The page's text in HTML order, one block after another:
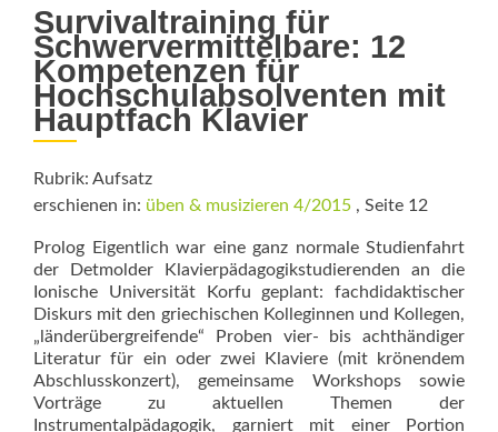
Survivaltraining für
Schwervermittelbare: 12
Kompetenzen für
Hochschulabsolventen mit
Hauptfach Klavier
Rubrik: Aufsatz
erschienen in: üben & musizieren 4/2015 , Seite 12
Prolog Eigentlich war eine ganz normale Studienfahrt
der Detmolder Klavierpädagogikstudierenden an die
Ionische Universität Korfu geplant: fachdidaktischer
Diskurs mit den griechischen Kolleginnen und Kollegen,
„länderübergreifende“ Proben vier- bis achthändiger
Literatur für ein oder zwei Klaviere (mit krönendem
Abschlusskonzert), gemeinsame Workshops sowie
Vorträge zu aktuellen Themen der
Instrumentalpädagogik, garniert mit einer Portion